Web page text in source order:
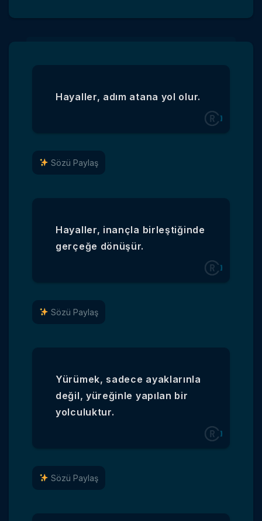
Hayaller, adım atana yol olur.
Sözü Paylaş
Hayaller, inançla birleştiğinde
gerçeğe dönüşür.
Sözü Paylaş
Yürümek, sadece ayaklarınla
değil, yüreğinle yapılan bir
yolculuktur.
Sözü Paylaş